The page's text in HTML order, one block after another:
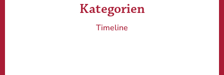
Kategorien
Timeline